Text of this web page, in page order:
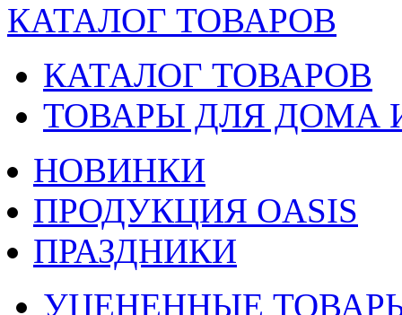
КАТАЛОГ ТОВАРОВ
КАТАЛОГ ТОВАРОВ
ТОВАРЫ ДЛЯ ДОМА
НОВИНКИ
ПРОДУКЦИЯ OASIS
ПРАЗДНИКИ
УЦЕНЕННЫЕ